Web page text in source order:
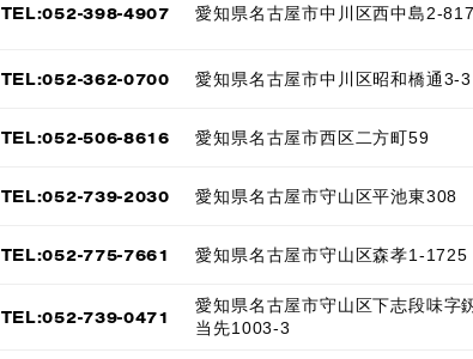
TEL:052-398-4907 愛知県名古屋市中川区西中島2-817
TEL:052-362-0700 愛知県名古屋市中川区昭和橋通3-3
TEL:052-506-8616 愛知県名古屋市西区二方町59
TEL:052-739-2030 愛知県名古屋市守山区平池東308
TEL:052-775-7661 愛知県名古屋市守山区森孝1-1725
TEL:052-739-0471
愛知県名古屋市守山区下志段味字
当先1003-3